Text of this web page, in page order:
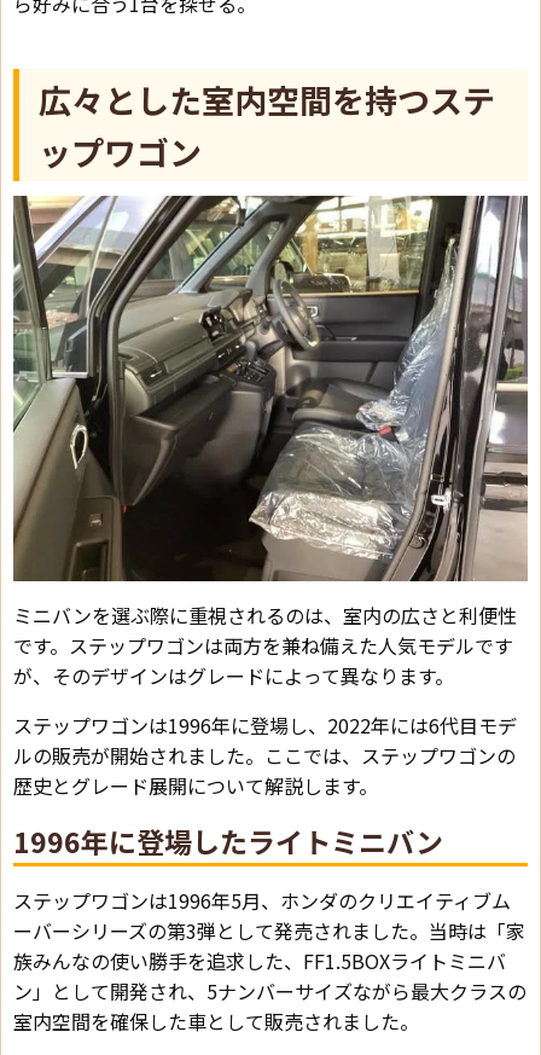
広々とした室内空間を持つステ
ップワゴン
ミニバンを選ぶ際に重視されるのは、室内の広さと利便性
です。ステップワゴンは両方を兼ね備えた人気モデルです
が、そのデザインはグレードによって異なります。
ステップワゴンは1996年に登場し、2022年には6代目モデ
ルの販売が開始されました。ここでは、ステップワゴンの
歴史とグレード展開について解説します。
1996年に登場したライトミニバン
ステップワゴンは1996年5月、ホンダのクリエイティブム
ーバーシリーズの第3弾として発売されました。当時は「家
族みんなの使い勝手を追求した、FF1.5BOXライトミニバ
ン」として開発され、5ナンバーサイズながら最大クラスの
室内空間を確保した車として販売されました。